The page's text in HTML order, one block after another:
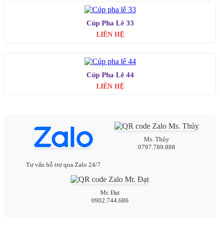
Cúp Pha Lê 33
LIÊN HỆ
Cúp Pha Lê 44
LIÊN HỆ
Tư vấn hỗ trợ qua Zalo 24/7
Ms. Thủy
0797.789.888
Mr. Đạt
0902.744.686